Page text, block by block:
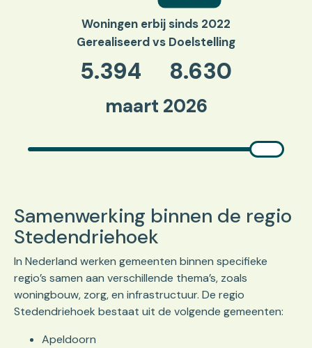
Woningen erbij sinds 2022
Gerealiseerd vs Doelstelling
5.394 8.630
maart 2026
Samenwerking binnen de regio
Stedendriehoek
In Nederland werken gemeenten binnen specifieke
regio’s samen aan verschillende thema’s, zoals
woningbouw, zorg, en infrastructuur. De regio
Stedendriehoek bestaat uit de volgende gemeenten:
Apeldoorn